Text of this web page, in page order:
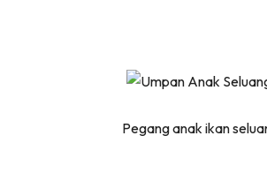
Pegang anak ikan